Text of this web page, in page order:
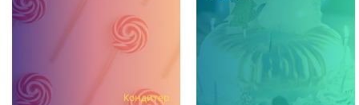
Кондитер